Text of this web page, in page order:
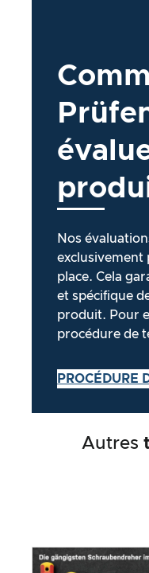
Nos
exclusivement
place. Cela
et spécifique
produit. Pour
procédure de
PROCÉDURE
Autres